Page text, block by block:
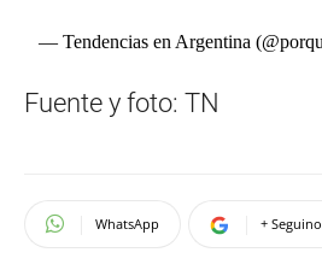
— Tendencias en Argentina
Fuente y foto: TN
WhatsApp +